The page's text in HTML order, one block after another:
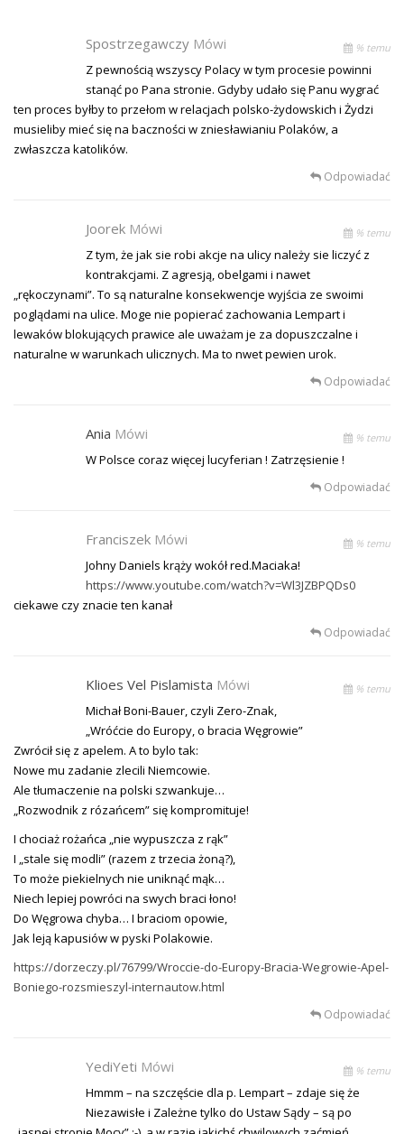
Spostrzegawczy Mówi % temu
Z pewnością wszyscy Polacy w tym procesie powinni
stanąć po Pana stronie. Gdyby udało się Panu wygrać
ten proces byłby to przełom w relacjach polsko-żydowskich i Żydzi
musieliby mieć się na baczności w zniesławianiu Polaków, a
zwłaszcza katolików.
Odpowiadać
Joorek Mówi % temu
Z tym, że jak sie robi akcje na ulicy należy sie liczyć z
kontrakcjami. Z agresją, obelgami i nawet
„rękoczynami”. To są naturalne konsekwencje wyjścia ze swoimi
poglądami na ulice. Moge nie popierać zachowania Lempart i
lewaków blokujących prawice ale uważam je za dopuszczalne i
naturalne w warunkach ulicznych. Ma to nwet pewien urok.
Odpowiadać
Ania Mówi % temu
W Polsce coraz więcej lucyferian ! Zatrzęsienie !
Odpowiadać
Franciszek Mówi % temu
Johny Daniels krąży wokół red.Maciaka!
https://www.youtube.com/watch?v=Wl3JZBPQDs0
ciekawe czy znacie ten kanał
Odpowiadać
Klioes Vel Pislamista Mówi % temu
Michał Boni-Bauer, czyli Zero-Znak,
„Wróćcie do Europy, o bracia Węgrowie”
Zwrócił się z apelem. A to bylo tak:
Nowe mu zadanie zlecili Niemcowie.
Ale tłumaczenie na polski szwankuje…
„Rozwodnik z rózańcem” się kompromituje!
I chociaż rożańca „nie wypuszcza z rąk”
I „stale się modli” (razem z trzecia żoną?),
To może piekielnych nie uniknąć mąk…
Niech lepiej powróci na swych braci łono!
Do Węgrowa chyba… I braciom opowie,
Jak leją kapusiów w pyski Polakowie.
https://dorzeczy.pl/76799/Wroccie-do-Europy-Bracia-Wegrowie-Apel-
Boniego-rozsmieszyl-internautow.html
Odpowiadać
YediYeti Mówi % temu
Hmmm – na szczęście dla p. Lempart – zdaje się że
Niezawisłe i Zależne tylko do Ustaw Sądy – są po